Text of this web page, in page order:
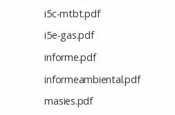
i5c-mtbt.pdf
i5e-gas.pdf
informe.pdf
informeambiental.pdf
masies.pdf